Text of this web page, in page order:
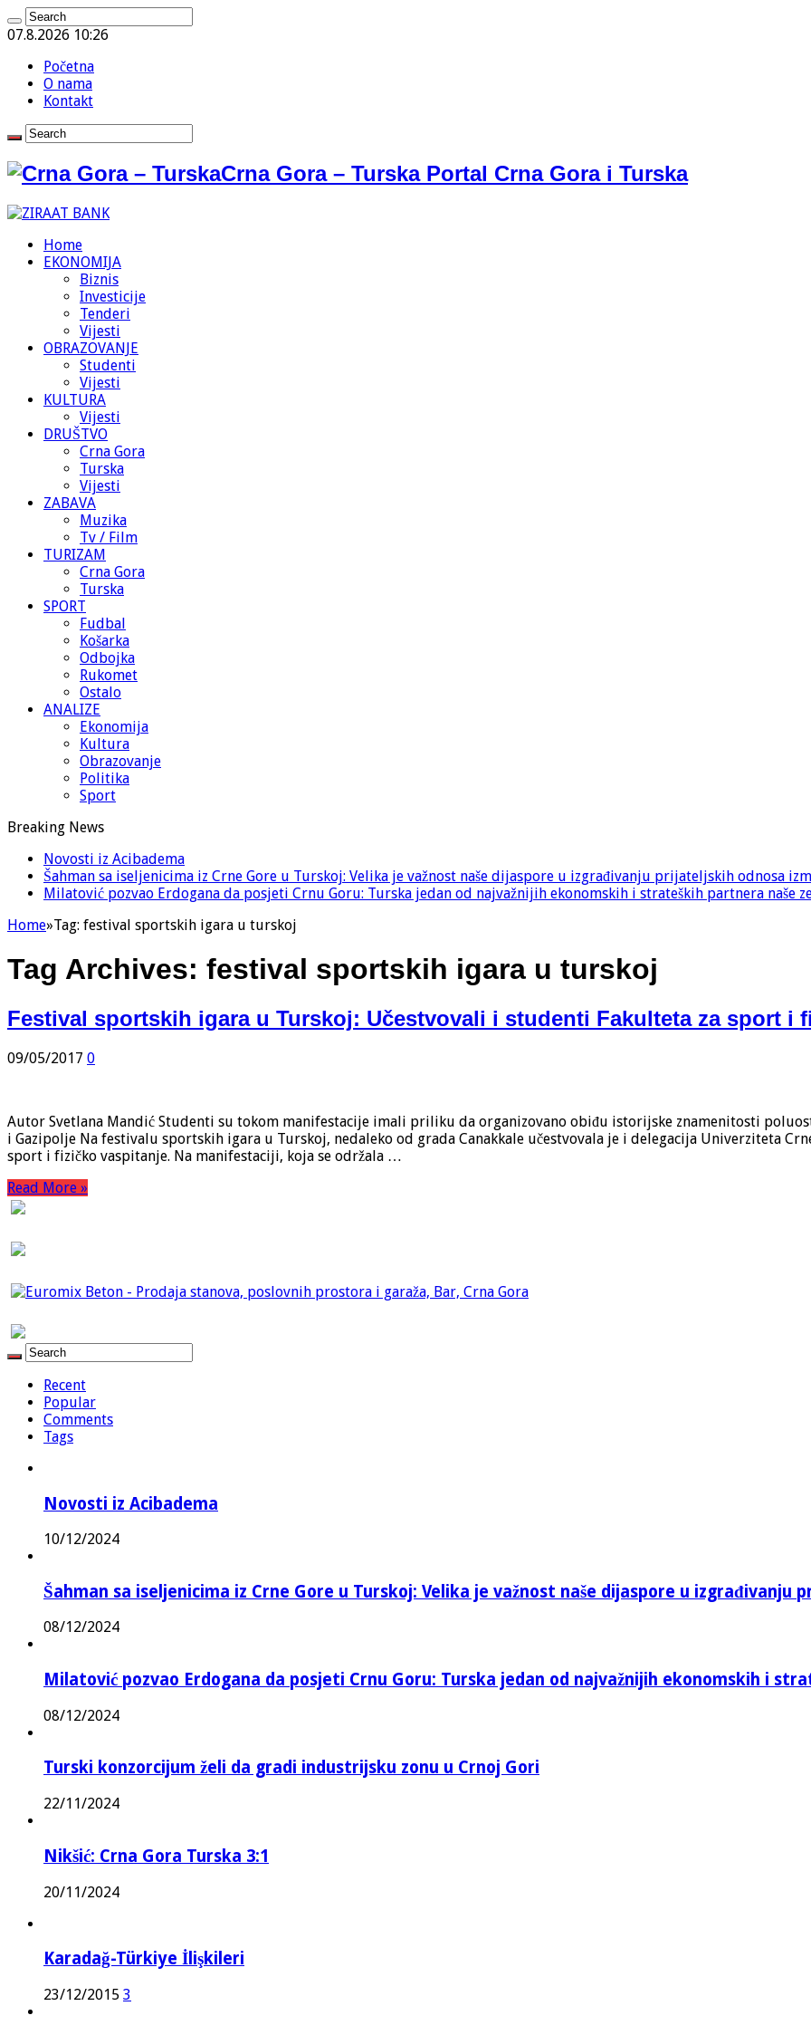
07.8.2026 10:26
Početna
O nama
Kontakt
Crna Gora – Turska Portal Crna Gora i Turska
Home
EKONOMIJA
Biznis
Investicije
Tenderi
Vijesti
OBRAZOVANJE
Studenti
Vijesti
KULTURA
Vijesti
DRUŠTVO
Crna Gora
Turska
Vijesti
ZABAVA
Muzika
Tv / Film
TURIZAM
Crna Gora
Turska
SPORT
Fudbal
Košarka
Odbojka
Rukomet
Ostalo
ANALIZE
Ekonomija
Kultura
Obrazovanje
Politika
Sport
Breaking News
Novosti iz Acibadema
Šahman sa iseljenicima iz Crne Gore u Turskoj: Velika je važnost naše dijaspore u izgrađivanju prijateljskih odnosa
Milatović pozvao Erdogana da posjeti Crnu Goru: Turska jedan od najvažnijih ekonomskih i strateških partnera naše
Home»Tag: festival sportskih igara u turskoj
Tag Archives: festival sportskih igara u turskoj
Festival sportskih igara u Turskoj: Učestvovali i studenti Fakulteta za sport i
09/05/2017 0
Autor Svetlana Mandić Studenti su tokom manifestacije imali priliku da organizovano obiđu istorijske znamenitosti
i Gazipolje Na festivalu sportskih igara u Turskoj, nedaleko od grada Canakkale učestvovala je i delegacija Univerziteta
sport i fizičko vaspitanje. Na manifestaciji, koja se održala …
Read More »
Recent
Popular
Comments
Tags
Novosti iz Acibadema
10/12/2024
Šahman sa iseljenicima iz Crne Gore u Turskoj: Velika je važnost naše dijaspore u izgrađivanju
08/12/2024
Milatović pozvao Erdogana da posjeti Crnu Goru: Turska jedan od najvažnijih ekonomskih i
08/12/2024
Turski konzorcijum želi da gradi industrijsku zonu u Crnoj Gori
22/11/2024
Nikšić: Crna Gora Turska 3:1
20/11/2024
Karadağ-Türkiye İlişkileri
23/12/2015 3